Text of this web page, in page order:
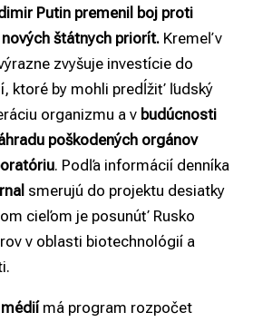
Putin premenil boj proti
štátnych priorít. Kremeľ v
zvyšuje investície do
ktoré by mohli predĺžiť ľudský
organizmu a v budúcnosti
poškodených orgánov
. Podľa informácií denníka
smerujú do projektu desiatky
cieľom je posunúť Rusko
v oblasti biotechnológií a
má program rozpočet